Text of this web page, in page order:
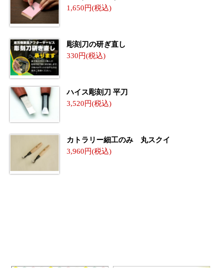
1,650
彫刻刀の研ぎ直し
330
ハイス彫刻刀 平刀
3,520
カトラリー細工のみ 丸スクイ
3,960